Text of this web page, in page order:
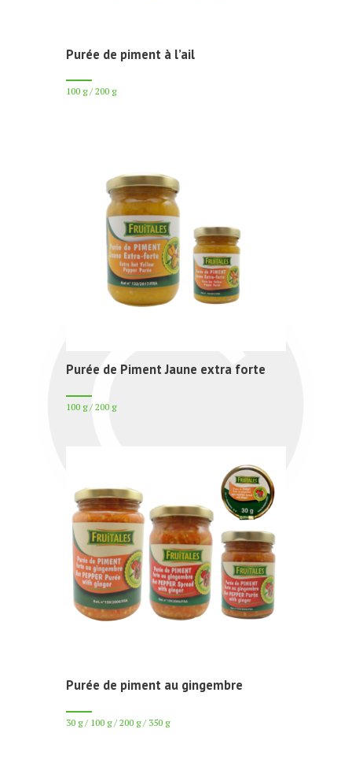
Purée de piment à l’ail
100 g / 200 g
Purée de Piment Jaune extra forte
100 g / 200 g
Purée de piment au gingembre
30 g / 100 g / 200 g / 350 g